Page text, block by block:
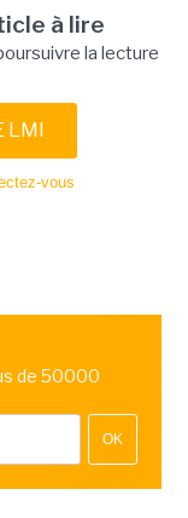
à lire
la lecture
LMI
vous
de 50000
OK